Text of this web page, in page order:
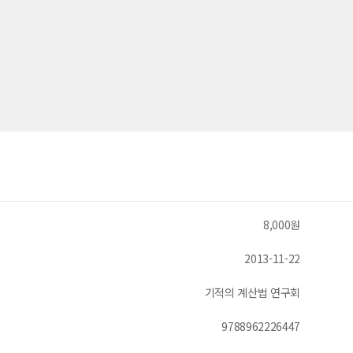
8,000원
2013-11-22
기적의 계산법 연구회
9788962226447